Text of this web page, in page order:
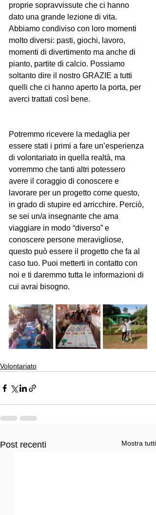
proprie sopravvissute che ci hanno
dato una grande lezione di vita.
Abbiamo condiviso con loro momenti
molto diversi: pasti, giochi, lavoro,
momenti di divertimento ma anche di
pianto, partite di calcio. Possiamo
soltanto dire il nostro GRAZIE a tutti
quelli che ci hanno aperto la porta, per
averci trattati così bene.
Potremmo ricevere la medaglia per
essere stati i primi a fare un’esperienza
di volontariato in quella realtà, ma
vorremmo che tanti altri potessero
avere il coraggio di conoscere e
lavorare per un progetto come questo,
in grado di stupire ed arricchire. Perciò,
se sei un/a insegnante che ama
viaggiare in modo “diverso” e
conoscere persone meravigliose,
questo può essere il progetto che fa al
caso tuo. Puoi metterti in contatto con
noi e ti daremmo tutta le informazioni di
cui avrai bisogno.
Volontariato
Post recenti Mostra tutti